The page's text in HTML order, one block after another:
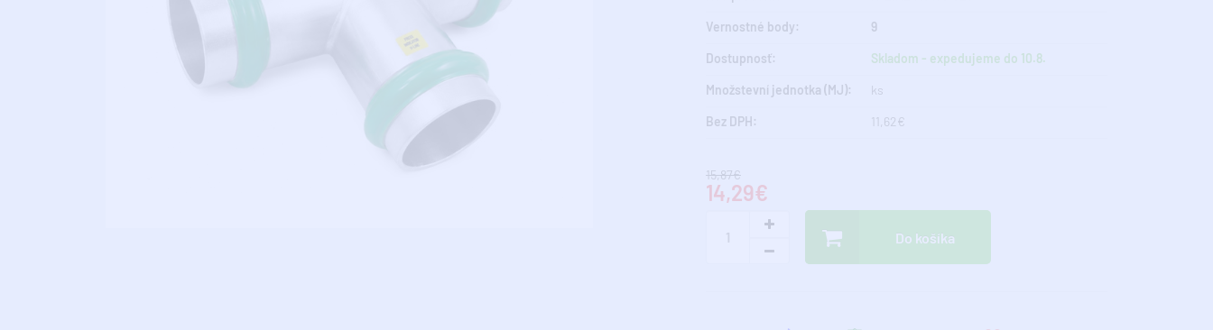
Vernostné body: 9
Dostupnosť: Skladom - expedujeme do 10.8.
Množstevní jednotka (MJ): ks
Bez DPH: 11,62€
15,87€
14,29€
Do košíka